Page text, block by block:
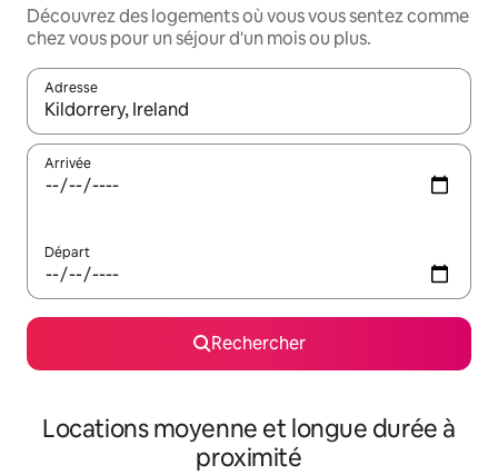
Découvrez des logements où vous vous sentez comme
chez vous pour un séjour d'un mois ou plus.
Adresse
Lorsque les résultats s'affichent, utilisez les flèches vers le
Arrivée
Départ
Rechercher
Locations moyenne et longue durée à
proximité